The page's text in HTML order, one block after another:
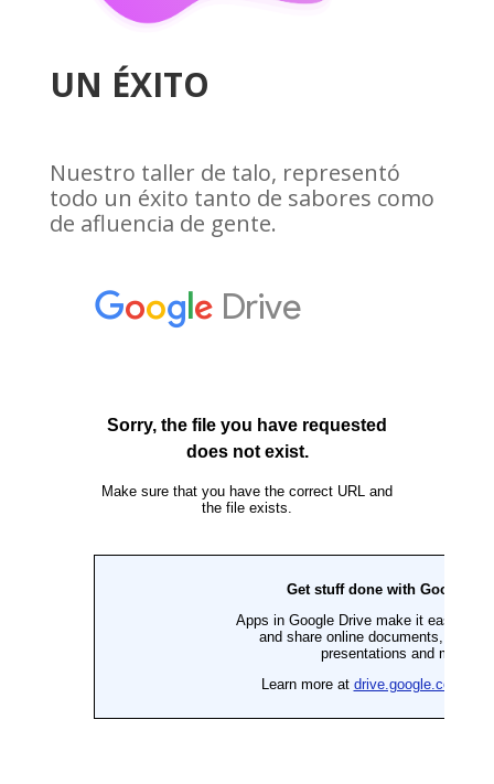
UN ÉXITO
Nuestro taller de talo, representó
todo un éxito tanto de sabores como
de afluencia de gente.